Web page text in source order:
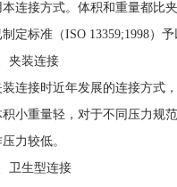
本连接方式。体积和重量都比
制定标准（ISO 13359;1998）予
夹装连接
装连接时近年发展的连接方式
积小重量轻，对于不同压力规
压力较低。
卫生型连接